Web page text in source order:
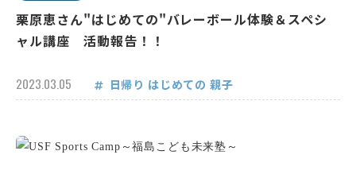
栗原恵さん"はじめての"バレーボール体験＆スペシ
ャル講座 活動報告！！
2023.03.05 日帰り はじめての 親子